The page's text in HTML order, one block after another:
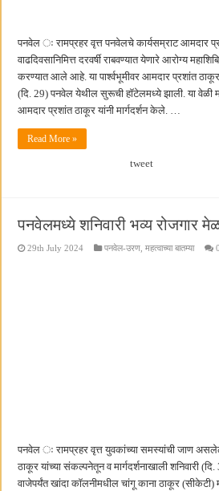
पनवेल ः रामप्रहर वृत्त पनवेलचे कार्यसम्राट आमदार
वाढदिवसानिमित्त दरवर्षी राबवण्यात येणारे आरोग्य
करण्यात आले आहे. या पार्श्वभूमीवर आमदार प्रशांत
(दि. 29) पनवेल येथील सुरूची हॉटेलमध्ये झाली. या वेळी
आमदार प्रशांत ठाकूर यांनी मार्गदर्शन केले. …
Read More »
tweet
पनवेलमध्ये शनिवारी भव्य रोजगार
29th July 2024 पनवेल-उरण ,महत्वाच्या बातम्या 0
पनवेल ः रामप्रहर वृत्त युवकांच्या समस्यांची जाण
ठाकूर यांच्या संकल्पनेतून व मार्गदर्शनाखाली शनिवारी
वाजेपर्यंत खांदा कॉलनीमधील चांगू काना ठाकूर (सीकेटी)